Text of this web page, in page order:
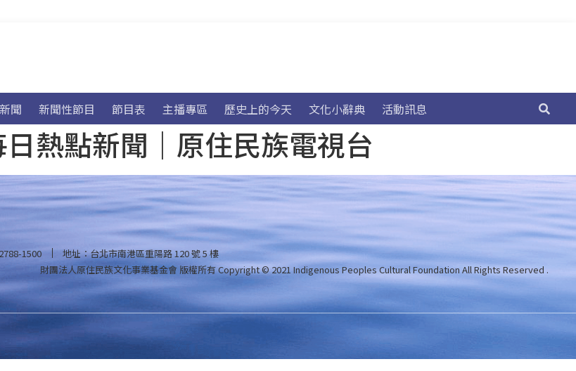
聞 新聞性節目 節目表 主播專區 歷史上的今天 文化小辭典 活動訊息
熱點新聞｜原住民族電視台
1500
地址：台北市南港區重陽路 120 號 5 樓
財團法人原住民族文化事業基金會 版權所有Copyright © 2021 Indigenous Peoples Cultural Foundation All Rights Reserved .